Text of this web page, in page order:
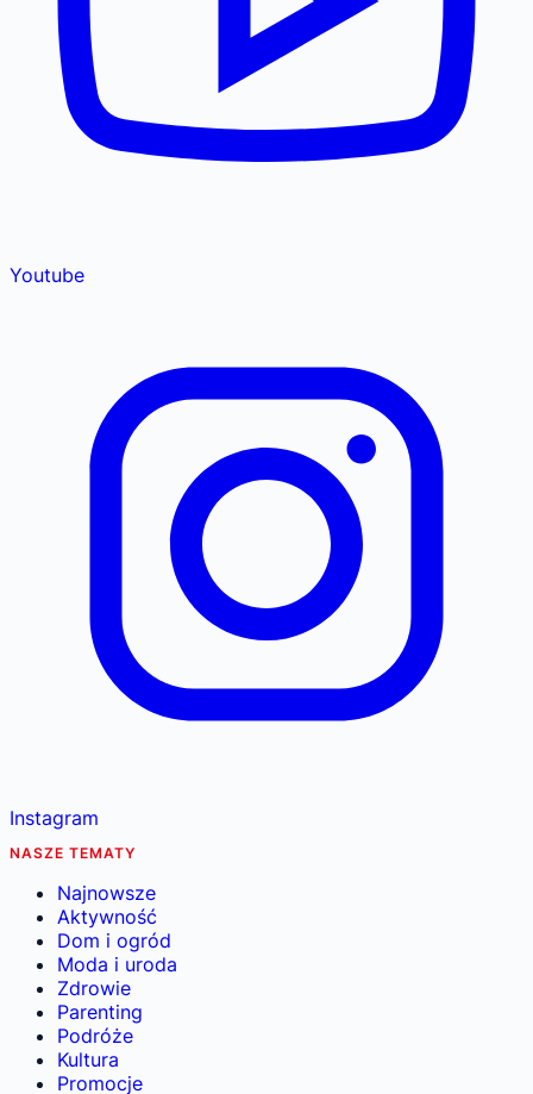
Youtube
Instagram
NASZE TEMATY
Najnowsze
Aktywność
Dom i ogród
Moda i uroda
Zdrowie
Parenting
Podróże
Kultura
Promocje